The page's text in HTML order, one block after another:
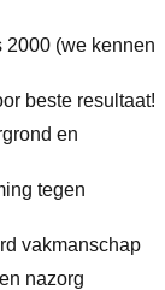
(we kennen
beste resultaat!
en
tegen
vakmanschap
nazorg